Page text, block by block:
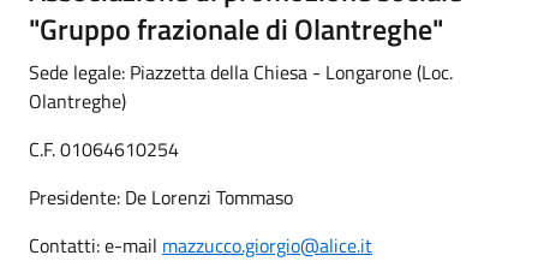
"Gruppo frazionale di Olantreghe"
Sede legale: Piazzetta della Chiesa - Longarone (Loc.
Olantreghe)
C.F. 01064610254
Presidente: De Lorenzi Tommaso
Contatti: e-mail mazzucco.giorgio@alice.it